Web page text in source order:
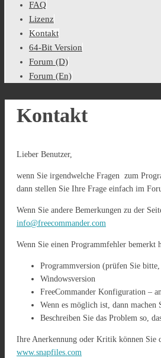
FAQ
Lizenz
Kontakt
64-Bit Version
Forum (D)
Forum (En)
Kontakt
Lieber Benutzer,
wenn Sie irgendwelche Fragen zum
dann stellen Sie Ihre Frage einfach im
Wenn Sie andere Bemerkungen zu der
info@freecommander.com
Wenn Sie einen Programmfehler
Programmversion (prüfen Sie
Windowsversion
FreeCommander Konfiguration –
Wenn es möglich ist, dann
Beschreiben Sie das Problem so,
Ihre Anerkennung oder Kritik können Sie
www.snapfiles.com